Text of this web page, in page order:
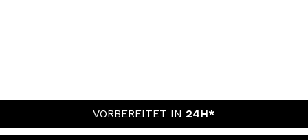
VORBEREITET IN 24H*